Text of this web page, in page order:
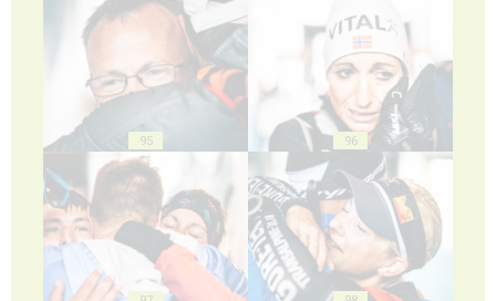
95 96